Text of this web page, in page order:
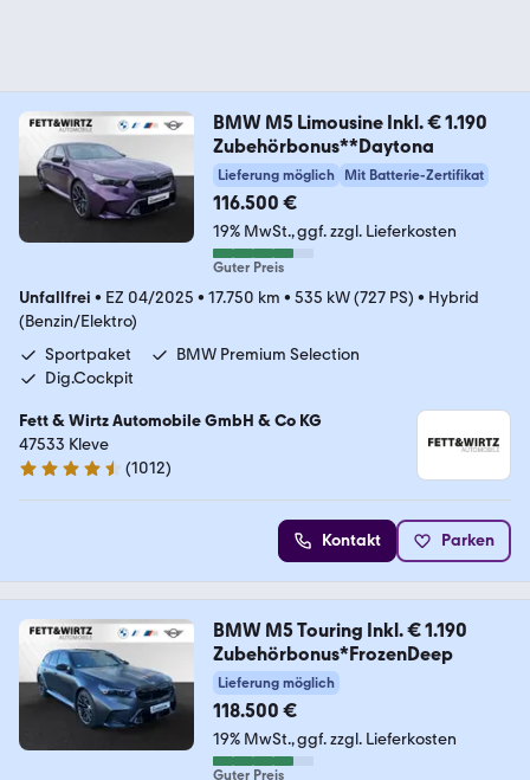
BMW M5 Limousine Inkl. € 1.190
Zubehörbonus**Daytona
Lieferung möglich Mit Batterie-Zertifikat
116.500 €
19% MwSt. ggf. zzgl. Lieferkosten
Guter Preis
Unfallfrei • EZ 04/2025 • 17.750 km • 535 kW (727 PS) • Hybrid
(Benzin/Elektro)
Sportpaket
BMW Premium Selection
Dig.Cockpit
Fett & Wirtz Automobile GmbH & Co KG
47533 Kleve
4.6 Sterne
(1012)
Kontakt Parken
BMW M5 Touring Inkl. € 1.190
Zubehörbonus*FrozenDeep
Lieferung möglich
118.500 €
19% MwSt. ggf. zzgl. Lieferkosten
Guter Preis